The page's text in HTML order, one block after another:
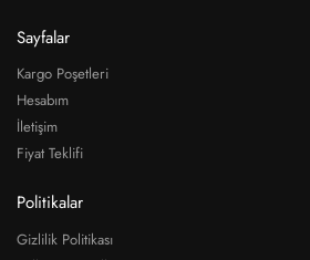
Sayfalar
Kargo Poşetleri
Hesabım
İletişim
Fiyat Teklifi
Politikalar
Gizlilik Politikası